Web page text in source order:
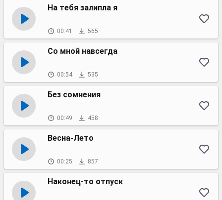
На тебя залипла я
00:41 565
Со мной навсегда
00:54 535
Без сомнения
00:49 458
Весна-Лето
00:25 857
Наконец-то отпуск